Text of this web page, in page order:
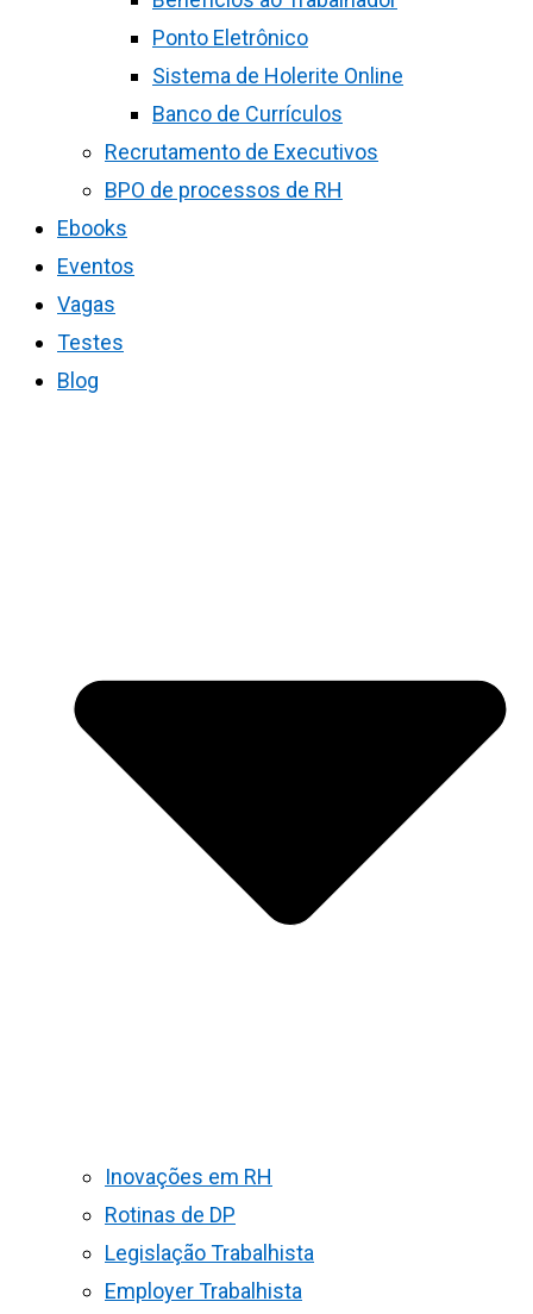
Ponto Eletrônico
Sistema de Holerite Online
Banco de Currículos
Recrutamento de Executivos
BPO de processos de RH
Ebooks
Eventos
Vagas
Testes
Blog
Inovações em RH
Rotinas de DP
Legislação Trabalhista
Employer Trabalhista